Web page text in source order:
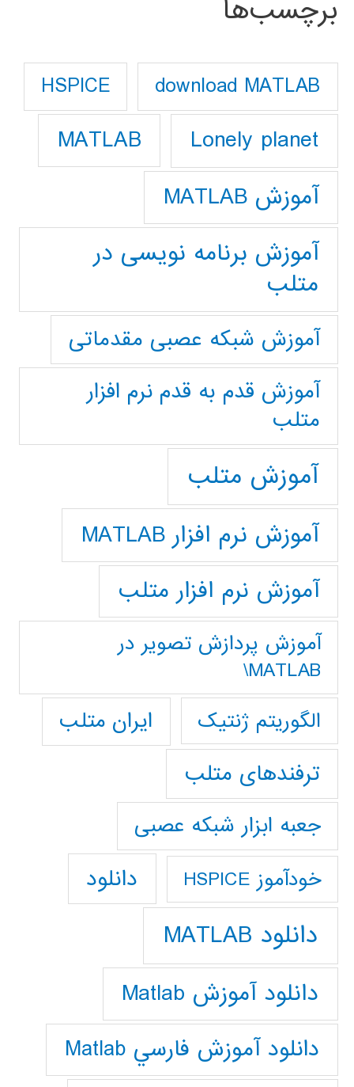
برچسب‌ها
download MATLAB
HSPICE
Lonely planet
MATLAB
آموزش MATLAB
آموزش برنامه نویسی در
متلب
آموزش شبکه عصبی مقدماتی
آموزش قدم به قدم نرم افزار
متلب
آموزش متلب
آموزش نرم افزار MATLAB
آموزش نرم افزار متلب
آموزش پردازش تصوير در
MATLAB\
الگوریتم ژنتیک
ایران متلب
ترفندهای متلب
جعبه ابزار شبکه عصبی
خودآموز HSPICE دانلود
دانلود MATLAB
دانلود آموزش Matlab
دانلود آموزش فارسي Matlab